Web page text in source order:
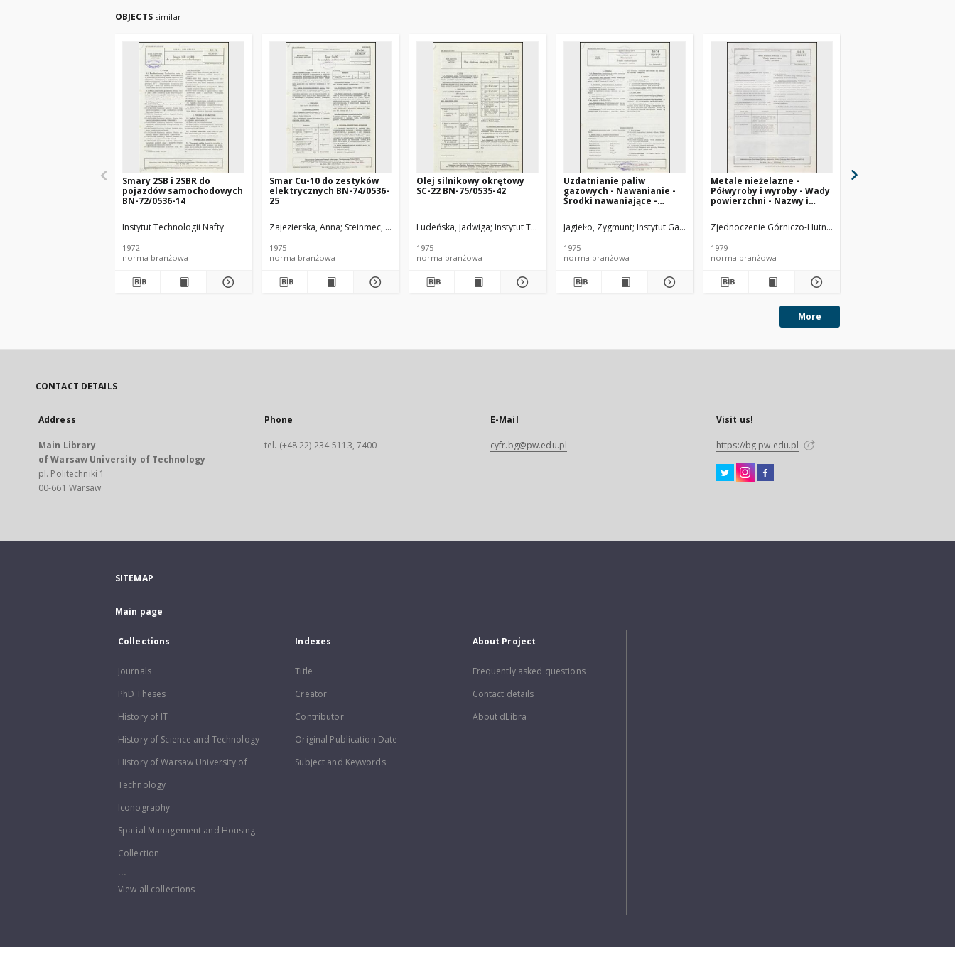
OBJECTS similar
Smary 2SB i 2SBR do
pojazdów samochodowych
BN-72/0536-14
Instytut Technologii Nafty
1972
norma branżowa
Smar Cu-10 do zestyków
elektrycznych BN-74/0536-
25
Zajezierska, Anna Steinmec, Franciszek Michalak, Jacek Gibińska, Wiesława Instytut Technologii Nafty
1975
norma branżowa
Olej silnikowy okrętowy
SC-22 BN-75/0535-42
Ludeńska, Jadwiga Instytut Technologii Nafty
1975
norma branżowa
Uzdatnianie paliw
gazowych - Nawanianie -
Środki nawaniające -
74/0547-01 Arkusz 02
Jagiełło, Zygmunt Instytut Gazownictwa
1975
norma branżowa
Metale nieżelazne -
Półwyroby i wyroby - Wady
powierzchni - Nazwy i
Zjednoczenie Górniczo-Hutnicze Metali Nieżelaznych METALE
1979
norma branżowa
More
CONTACT DETAILS
Address
Main Library
of Warsaw University of Technology
pl. Politechniki 1
00-661 Warsaw
Phone
tel. (+48 22) 234-5113, 7400
E-Mail
cyfr.bg@pw.edu.pl
Visit us!
https://bg.pw.edu.pl
SITEMAP
Main page
Collections
Journals
PhD Theses
History of IT
History of Science and Technology
History of Warsaw University of
Technology
Iconography
Spatial Management and Housing
Collection
...
View all collections
Indexes
Title
Creator
Contributor
Original Publication Date
Subject and Keywords
About Project
Frequently asked questions
Contact details
About dLibra